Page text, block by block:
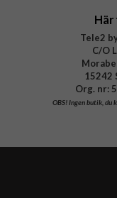
Här
Tele2
C/O
15242
Org. nr:
OBS!Ingen butik, du